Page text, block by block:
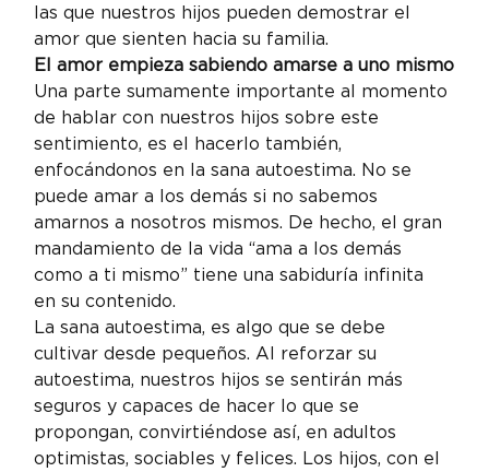
las que nuestros hijos pueden demostrar el
amor que sienten hacia su familia.
El amor empieza sabiendo amarse a uno mismo
Una parte sumamente importante al momento
de hablar con nuestros hijos sobre este
sentimiento, es el hacerlo también,
enfocándonos en la sana autoestima. No se
puede amar a los demás si no sabemos
amarnos a nosotros mismos. De hecho, el gran
mandamiento de la vida “ama a los demás
como a ti mismo” tiene una sabiduría infinita
en su contenido.
La sana autoestima, es algo que se debe
cultivar desde pequeños. Al reforzar su
autoestima, nuestros hijos se sentirán más
seguros y capaces de hacer lo que se
propongan, convirtiéndose así, en adultos
optimistas, sociables y felices. Los hijos, con el